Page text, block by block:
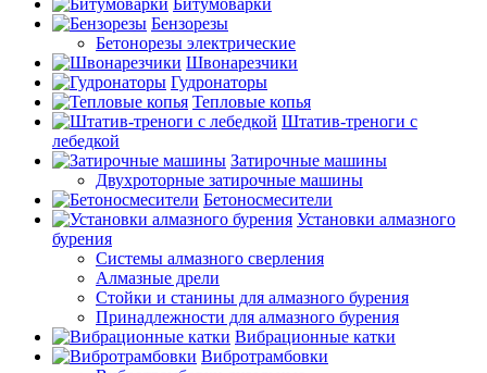
Битумоварки
Бензорезы
Бетонорезы электрические
Швонарезчики
Гудронаторы
Тепловые копья
Штатив-треноги с
лебедкой
Затирочные машины
Двухроторные затирочные машины
Бетоносмесители
Установки алмазного
бурения
Системы алмазного сверления
Алмазные дрели
Стойки и станины для алмазного бурения
Принадлежности для алмазного бурения
Вибрационные катки
Вибротрамбовки